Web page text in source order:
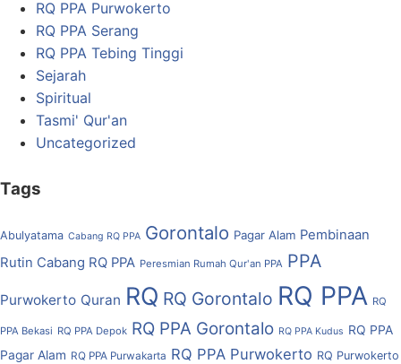
RQ PPA Purwokerto
RQ PPA Serang
RQ PPA Tebing Tinggi
Sejarah
Spiritual
Tasmi' Qur'an
Uncategorized
Tags
Abulyatama Cabang RQ PPA Gorontalo Pagar Alam Pembinaan
Rutin Cabang RQ PPA Peresmian Rumah Qur'an PPA PPA
Purwokerto Quran RQ RQ Gorontalo RQ PPA RQ
PPA Bekasi RQ PPA Depok RQ PPA Gorontalo RQ PPA Kudus RQ PPA
Pagar Alam RQ PPA Purwakarta RQ PPA Purwokerto RQ Purwokerto